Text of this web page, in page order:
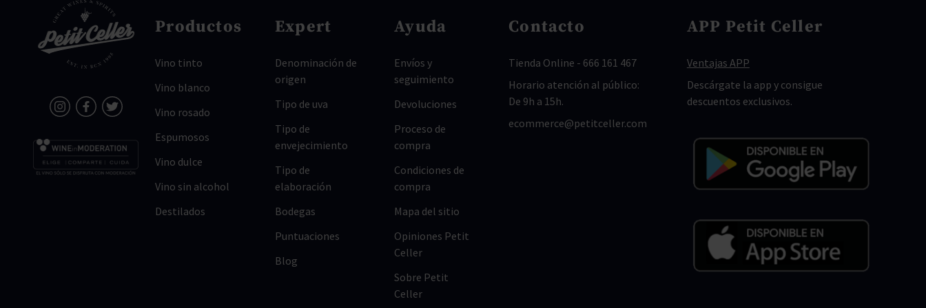
Productos
Vino tinto
Vino blanco
Vino rosado
Espumosos
Vino dulce
Vino sin alcohol
Destilados
Expert
Denominación de
origen
Tipo de uva
Tipo de
envejecimiento
Tipo de
elaboración
Bodegas
Puntuaciones
Blog
Ayuda
Envíos y
seguimiento
Devoluciones
Proceso de
compra
Condiciones de
compra
Mapa del sitio
Opiniones Petit
Celler
Sobre Petit
Celler
Contacto
Tienda Online - 666 161 467
Horario atención al público:
De 9h a 15h.
ecommerce@petitceller.com
APP Petit Celler
Ventajas APP
Descárgate la app y consigue
descuentos exclusivos.